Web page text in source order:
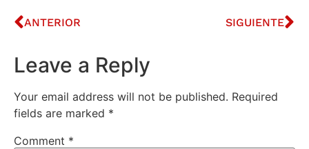
ANTERIOR SIGUIENTE
Leave a Reply
Your email address will not be published. Required
fields are marked *
Comment *